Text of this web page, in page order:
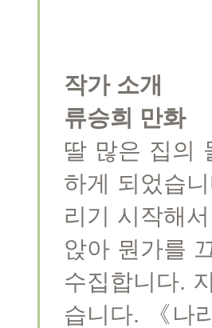
작가 소개
류승희 만화
딸 많은 집의
하게 되었습
리기 시작해
앉아 뭔가를
수집합니다.
습니다. 《나